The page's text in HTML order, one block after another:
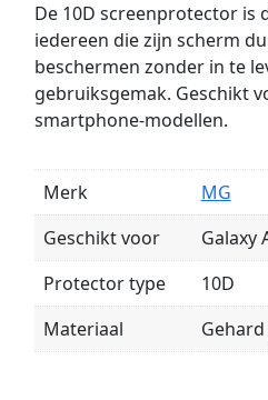
De 10D screenprotector is
iedereen die zijn scherm
beschermen zonder in te
gebruiksgemak. Geschikt
smartphone-modellen.
Merk
MG
Geschikt voor
Galaxy
Protector type
10D
Materiaal